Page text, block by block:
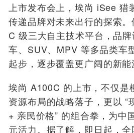
上市发布会上，埃尚 iSee 猎
传递品牌对未来出行的探索。
C 级三大自主技术平台，品
车、SUV、MPV 等多品类车
起步，逐步覆盖更广阔的新能
埃尚 A100C 的上市，不仅是
资源布局的战略落子，更以 “
+ 亲民价格” 的组合拳，为中
元活力。据了解，即日起，